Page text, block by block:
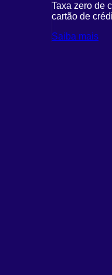
Taxa zero de
cartão de
Saiba mais